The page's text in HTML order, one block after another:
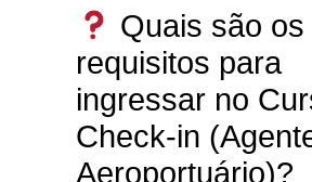
Quais são os
requisitos para
ingressar no
Check-in
Aeroportuário)?